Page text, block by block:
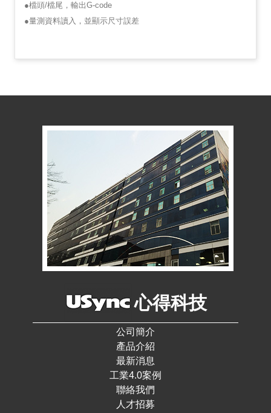
●檔頭/檔尾，輸出G-code
●量測資料讀入，並顯示尺寸誤差
心得科技
公司簡介
產品介紹
最新消息
工業4.0案例
聯絡我們
人才招募